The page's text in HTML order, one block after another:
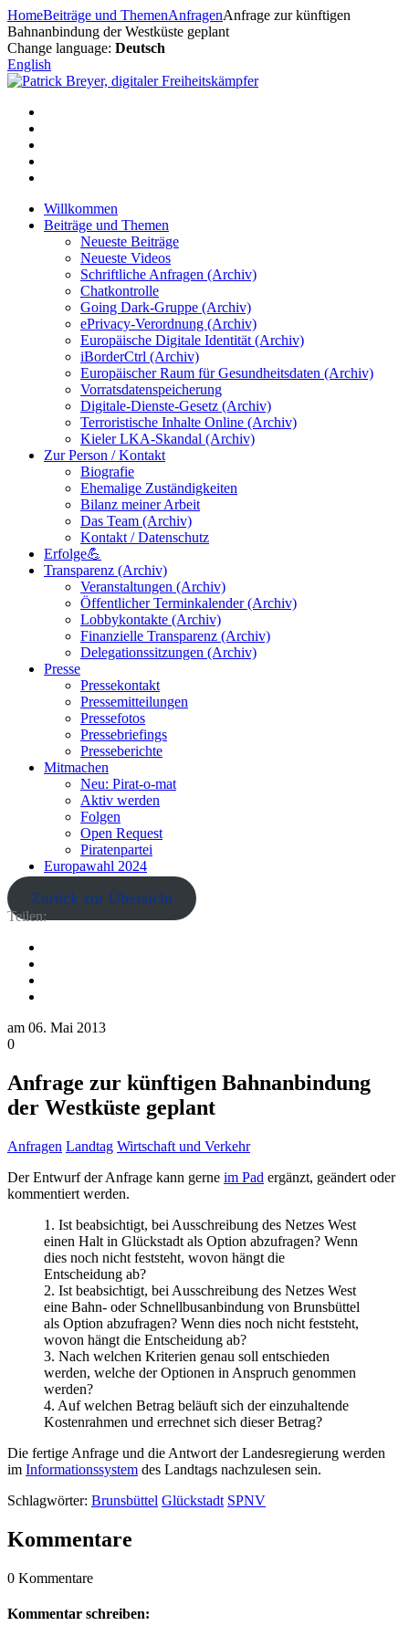
Zum
Inhalt
springen
HomeBeiträge und ThemenAnfragenAnfrage zur künftigen
Bahnanbindung der Westküste geplant
Change language: Deutsch
English
Willkommen
Beiträge und Themen
Neueste Beiträge
Neueste Videos
Schriftliche Anfragen (Archiv)
Chatkontrolle
Going Dark-Gruppe (Archiv)
ePrivacy-Verordnung (Archiv)
Europäische Digitale Identität (Archiv)
iBorderCtrl (Archiv)
Europäischer Raum für Gesundheitsdaten (Archiv)
Vorratsdatenspeicherung
Digitale-Dienste-Gesetz (Archiv)
Terroristische Inhalte Online (Archiv)
Kieler LKA-Skandal (Archiv)
Zur Person / Kontakt
Biografie
Ehemalige Zuständigkeiten
Bilanz meiner Arbeit
Das Team (Archiv)
Kontakt / Datenschutz
Erfolge💪
Transparenz (Archiv)
Veranstaltungen (Archiv)
Öffentlicher Terminkalender (Archiv)
Lobbykontakte (Archiv)
Finanzielle Transparenz (Archiv)
Delegationssitzungen (Archiv)
Presse
Pressekontakt
Pressemitteilungen
Pressefotos
Pressebriefings
Presseberichte
Mitmachen
Neu: Pirat-o-mat
Aktiv werden
Folgen
Open Request
Piratenpartei
Europawahl 2024
Zurück zur Übersicht
Teilen:
am 06. Mai 2013
0
Anfrage zur künftigen Bahnanbindung
der Westküste geplant
Anfragen Landtag Wirtschaft und Verkehr
Der Entwurf der Anfrage kann gerne im Pad ergänzt, geändert oder
kommentiert werden.
1. Ist beabsichtigt, bei Ausschreibung des Netzes West
einen Halt in Glückstadt als Option abzufragen? Wenn
dies noch nicht feststeht, wovon hängt die
Entscheidung ab?
2. Ist beabsichtigt, bei Ausschreibung des Netzes West
eine Bahn- oder Schnellbusanbindung von Brunsbüttel
als Option abzufragen? Wenn dies noch nicht feststeht,
wovon hängt die Entscheidung ab?
3. Nach welchen Kriterien genau soll entschieden
werden, welche der Optionen in Anspruch genommen
werden?
4. Auf welchen Betrag beläuft sich der einzuhaltende
Kostenrahmen und errechnet sich dieser Betrag?
Die fertige Anfrage und die Antwort der Landesregierung werden
im Informationssystem des Landtags nachzulesen sein.
Schlagwörter: Brunsbüttel Glückstadt SPNV
Kommentare
0 Kommentare
Kommentar schreiben: